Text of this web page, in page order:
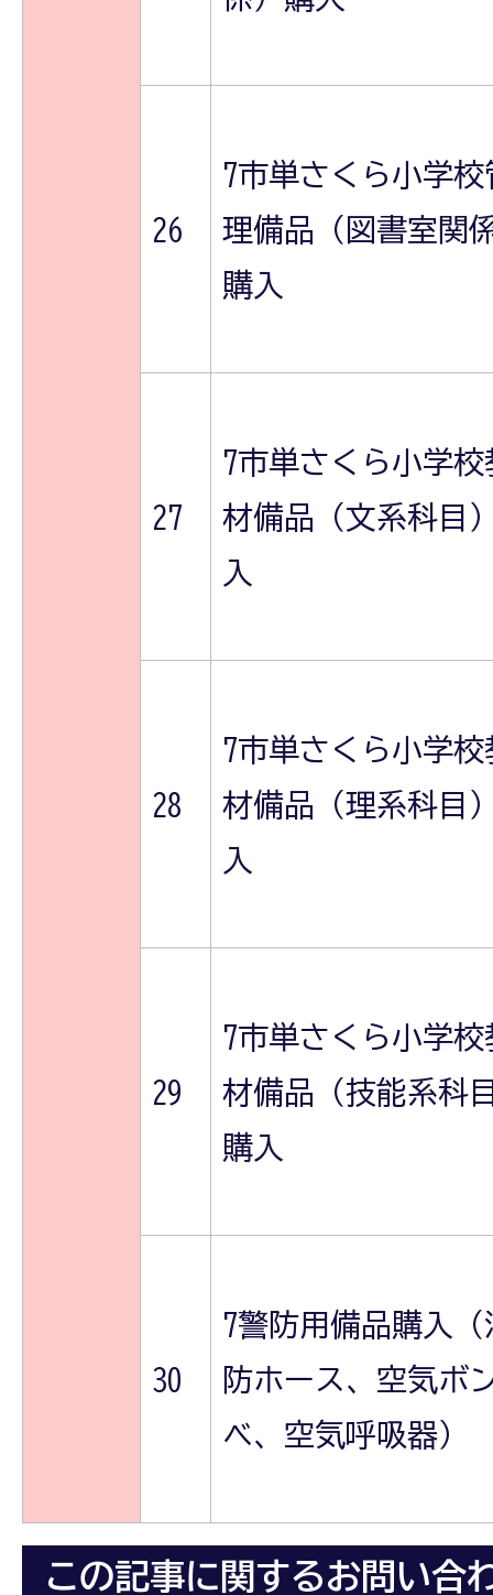
26
7市単さくら小学校
理備品（図書室関
購入
27
7市単さくら小学校
材備品（文系科目
入
28
7市単さくら小学校
材備品（理系科目
入
29
7市単さくら小学校
材備品（技能系科
購入
30
7警防用備品購入（
防ホース、空気ボ
ベ、空気呼吸器）
この記事に関するお問い合